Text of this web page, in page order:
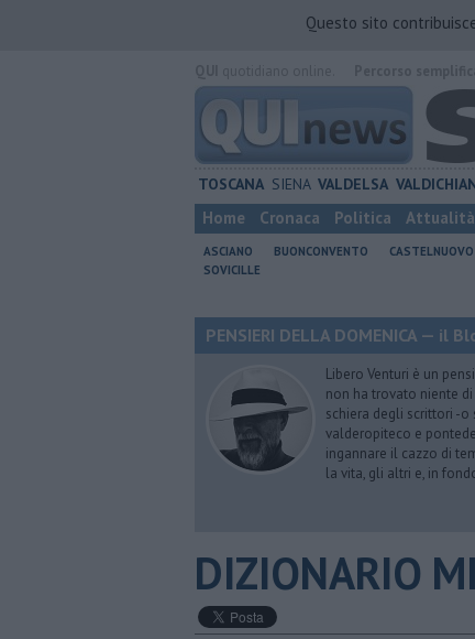
Questo sito
TOSCANA SIENA VALDELSA
Home Cronaca Politica Attualità
ASCIANO BUONCONVENTO
SOVICILLE
PENSIERI DELLA DOMENICA — il
Libero Venturi è un
non ha trovato niente
schiera degli scrittori -o
valderopiteco e
ingannare il cazzo di
la vita, gli altri e, in
DIZIONARIO